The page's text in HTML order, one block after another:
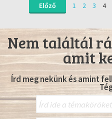
Előző 1 2 3 4
Nem találtál
amit
Írd meg nekünk és amint